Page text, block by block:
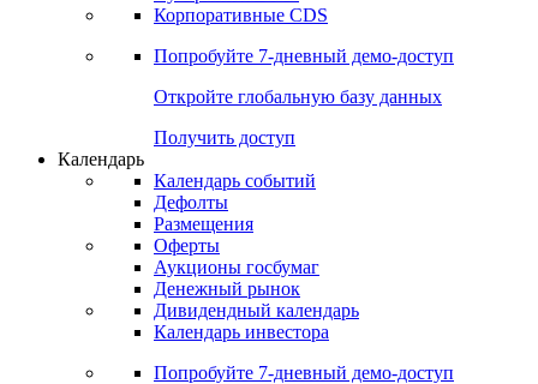
Корпоративные CDS
Попробуйте 7-дневный демо-доступ
Откройте глобальную базу данных
Получить доступ
Календарь
Календарь событий
Дефолты
Размещения
Оферты
Аукционы госбумаг
Денежный рынок
Дивидендный календарь
Календарь инвестора
Попробуйте 7-дневный демо-доступ